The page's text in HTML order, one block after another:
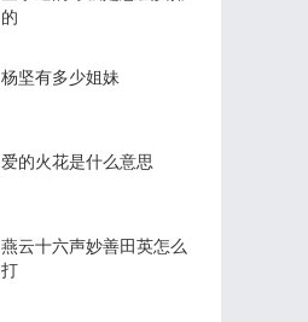
的
杨坚有多少姐妹
爱的火花是什么意思
燕云十六声妙善田英怎么
打